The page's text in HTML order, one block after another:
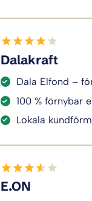
Dalakraft
Dala Elfond –
100 % förnybar
Lokala
E.ON